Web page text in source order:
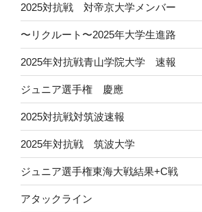
2025対抗戦 対帝京大学メンバー
〜リクルート〜2025年大学生進路
2025年対抗戦青山学院大学 速報
ジュニア選手権 慶應
2025対抗戦対筑波速報
2025年対抗戦 筑波大学
ジュニア選手権東海大戦結果+C戦
アタックライン